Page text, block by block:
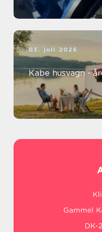
03. juli 2026
Kabe husvagn -